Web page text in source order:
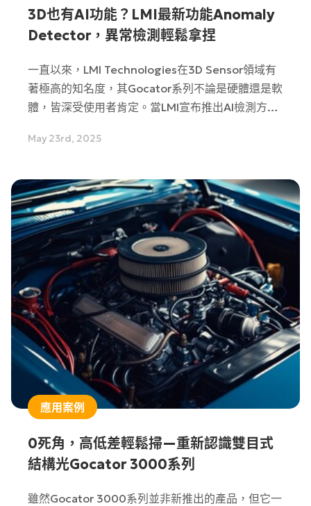
3D也有AI功能？LMI最新功能Anomaly
Detector，異常檢測輕鬆拿捏
一直以來，LMI Technologies在3D Sensor領域有
著極高的知名度，其Gocator系列不論是硬體還是軟
體，皆深受使用者肯定。當LMI宣布推出AI檢測方案
看見AI應用的潛力，並收購了位於美國波士頓、專注
需要AI檢測？LMI的AI異常偵測功能，和其他家AI有
什麼不同？本文除介紹LMI的3D AI工具之外，也準
備了2個實拍案例，讓您輕鬆拿捏3D檢測難點。
May 23rd, 2025
應用案例
0死角，高低差輕鬆掃—重新認識雙目式
結構光Gocator 3000系列
雖然Gocator 3000系列並非新推出的產品，但它一